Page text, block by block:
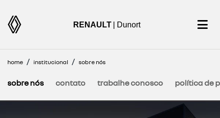
RENAULT | Dunort
home institucional sobre nós
sobre nós contato trabalhe conosco política de